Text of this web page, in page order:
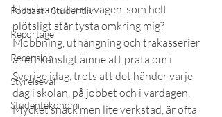
Podcast - Studentliv
Reportage
Recension
Styrelseval
Studentekonomi
klasskamraterna vägen, som helt
plötsligt står tysta omkring mig?
Mobbning, uthängning och trakasserier
är ett känsligt ämne att prata om i
Sverige idag, trots att det händer varje
dag i skolan, på jobbet och i vardagen.
Mycket snack men lite verkstad, är ofta